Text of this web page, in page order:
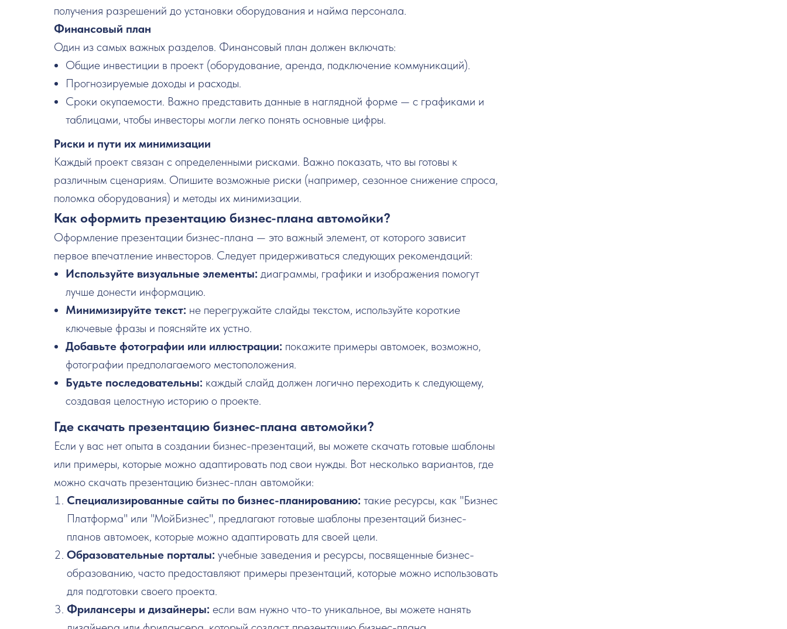
получения разрешений до установки оборудования и найма персонала.
Финансовый план
Один из самых важных разделов. Финансовый план должен включать:
Общие инвестиции в проект (оборудование, аренда, подключение коммуникаций).
Прогнозируемые доходы и расходы.
Сроки окупаемости. Важно представить данные в наглядной форме — с графиками и
таблицами, чтобы инвесторы могли легко понять основные цифры.
Риски и пути их минимизации
Каждый проект связан с определенными рисками. Важно показать, что вы готовы к
различным сценариям. Опишите возможные риски (например, сезонное снижение спроса,
поломка оборудования) и методы их минимизации.
Как оформить презентацию бизнес-плана автомойки?
Оформление презентации бизнес-плана — это важный элемент, от которого зависит
первое впечатление инвесторов. Следует придерживаться следующих рекомендаций:
Используйте визуальные элементы: диаграммы, графики и изображения помогут
лучше донести информацию.
Минимизируйте текст: не перегружайте слайды текстом, используйте короткие
ключевые фразы и поясняйте их устно.
Добавьте фотографии или иллюстрации: покажите примеры автомоек, возможно,
фотографии предполагаемого местоположения.
Будьте последовательны: каждый слайд должен логично переходить к следующему,
создавая целостную историю о проекте.
Где скачать презентацию бизнес-плана автомойки?
Если у вас нет опыта в создании бизнес-презентаций, вы можете скачать готовые шаблоны
или примеры, которые можно адаптировать под свои нужды. Вот несколько вариантов, где
можно скачать презентацию бизнес-план автомойки:
Специализированные сайты по бизнес-планированию: такие ресурсы, как "Бизнес
Платформа" или "МойБизнес", предлагают готовые шаблоны презентаций бизнес-
планов автомоек, которые можно адаптировать для своей цели.
Образовательные порталы: учебные заведения и ресурсы, посвященные бизнес-
образованию, часто предоставляют примеры презентаций, которые можно использовать
для подготовки своего проекта.
Фрилансеры и дизайнеры: если вам нужно что-то уникальное, вы можете нанять